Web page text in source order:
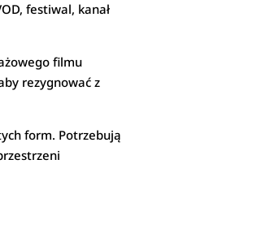
festiwal, kanał
filmu
rezygnować z
form. Potrzebują